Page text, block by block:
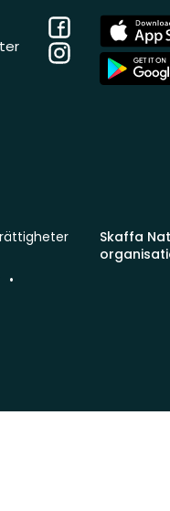
Facebook
Instagram
App
Store
App
Store
Skaffa